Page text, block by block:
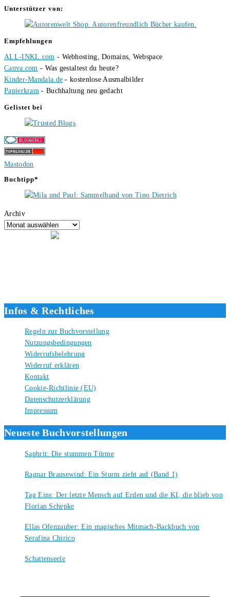
Unterstützer von:
Empfehlungen
ALL-INKL.com - Webhosting, Domains, Webspace
Canva.com - Was gestaltest du heute?
Kinder-Mandala.de - kostenlose Ausmalbilder
Papierkram - Buchhaltung neu gedacht
Gelistet bei
Mastodon
Buchtipp*
Archiv
Infos & Rechtliches
Regeln zur Buchvorstellung
Nutzungsbedingungen
Widerrufsbelehrung
Widerruf erklären
Kontakt
Cookie-Richtlinie (EU)
Datenschutzerklärung
Impressum
Neueste Buchvorstellungen
Saphrit: Die stummen Türme
Ragnar Brausewind: Ein Sturm zieht auf (Band 1)
Tag Eins: Der letzte Mensch auf Erden und die KI, die blieb von
Florian Schepke
Ellas Ofenzauber: Ein magisches Mitmach-Backbuch von
Serafina Chirico
Schattenseele